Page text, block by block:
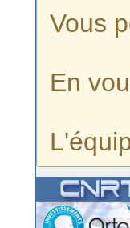
Vous
En